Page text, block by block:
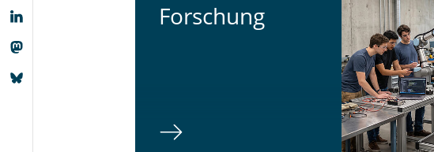
For­schung